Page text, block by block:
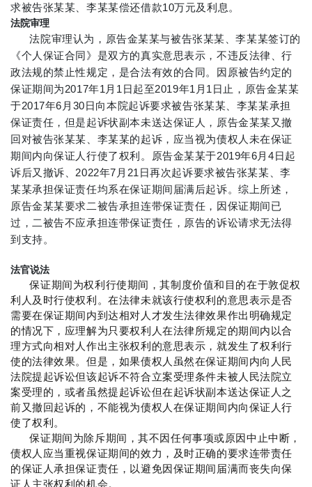
求被告张某某、李某某偿还借款10万元及利息。
法院审理
法院审理认为，原告金某某与被告张某某、李某某签订的
《个人保证合同》是双方的真实意思表示，不违反法律、行
政法规的禁止性规定，是合法有效的合同。因原被告约定的
保证期间为2017年1月1日起至2019年1月1日止，原告金某某
于2017年6月30日向本院起诉要求被告张某某、李某某承担
保证责任，但是起诉状副本未送达保证人，原告金某某又撤
回对被告张某某、李某某的起诉，应当视为债权人未在保证
期间内向保证人行使了权利。原告金某某于2019年6月4日起
诉后又撤诉、2022年7月21日再次起诉要求被告张某某、李
某某承担保证责任均系在保证期间届满后起诉。综上所述，
原告金某某要求二被告承担连带保证责任，因保证期间已
过，二被告不应承担连带保证责任，原告的诉讼请求无法得
到支持。
法官说法
保证期间为权利行使期间，其制度价值和目的在于敦促权
利人及时行使权利。在法律未就该行使权利的意思表示是否
需要在保证期间内到达相对人才发生法律效果作出明确规定
的情况下，应理解为只要权利人在法律所规定的期间内以合
理方式向相对人作出主张权利的意思表示，就发生了权利行
使的法律效果。但是，如果债权人虽然在保证期间内向人民
法院提起诉讼但该起诉不符合立案受理条件未被人民法院立
案受理的，或者虽然提起诉讼但在起诉状副本送达保证人之
前又撤回起诉的，不能视为债权人在保证期间内向保证人行
使了权利。
保证期间为除斥期间，其不因任何事项或原因中止中断，
债权人应当重视保证期间的效力，及时正确的要求连带责任
的保证人承担保证责任，以避免因保证期间届满而丧失向保
证人主张权利的机会。